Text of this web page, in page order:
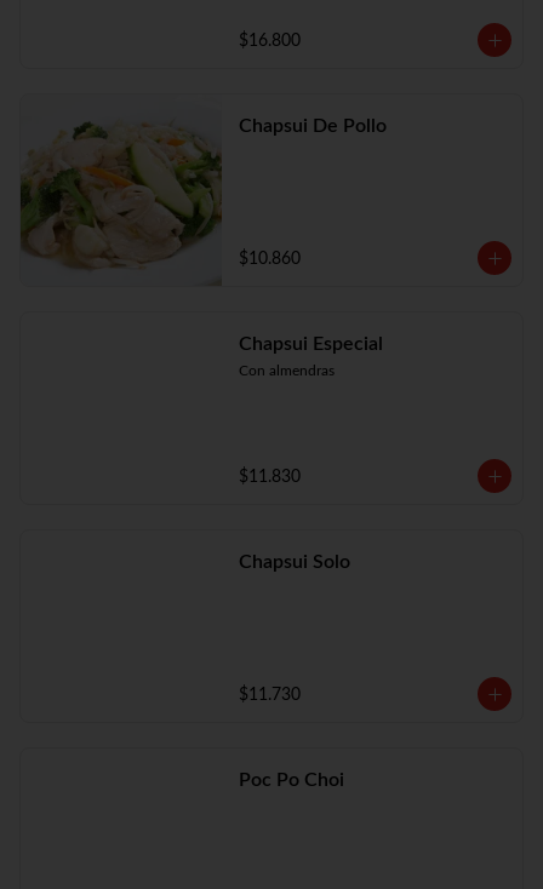
$16.800
Chapsui De Pollo
$10.860
Chapsui Especial
Con almendras
$11.830
Chapsui Solo
$11.730
Poc Po Choi